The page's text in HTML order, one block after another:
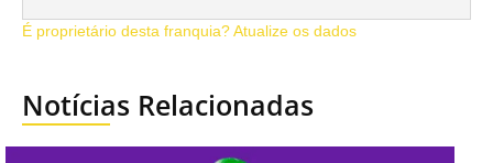
É proprietário desta franquia? Atualize os dados
Notícias Relacionadas